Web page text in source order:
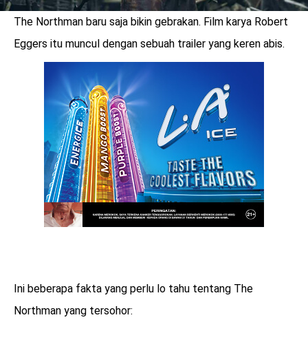
benefit
menarik
The Northman baru saja bikin gebrakan. Film karya Robert
Eggers itu muncul dengan sebuah trailer yang keren abis.
Ini beberapa fakta yang perlu lo tahu tentang The
Northman yang tersohor: